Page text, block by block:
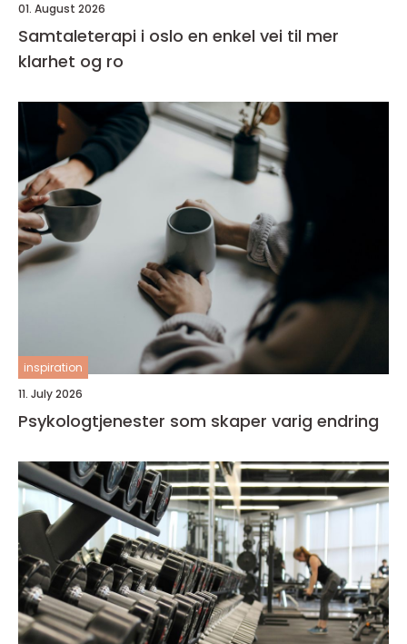
01. August 2026
Samtaleterapi i oslo en enkel vei til mer
klarhet og ro
inspiration
11. July 2026
Psykologtjenester som skaper varig endring